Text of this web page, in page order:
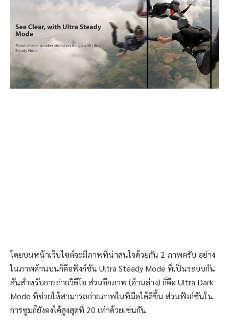
โดยบนหน้าเว็บไซต์จะมีภาพที่น่าสนใจด้วยกัน 2 ภาพครับ อย่าง
ในภาพด้านบนก็คือฟังก์ชัน Ultra Steady Mode ที่เป็นระบบกัน
สั่นสำหรับการถ่ายวิดีโอ ส่วนอีกภาพ (ด้านล่าง) ก็คือ Ultra Dark
Mode ที่ช่วยให้สามารถถ่ายภาพในที่มืดได้ดีขึ้น ส่วนฟังก์ชันใน
การซูมก็ยังคงได้สูงสุดที่ 20 เท่าด้วยเช่นกัน